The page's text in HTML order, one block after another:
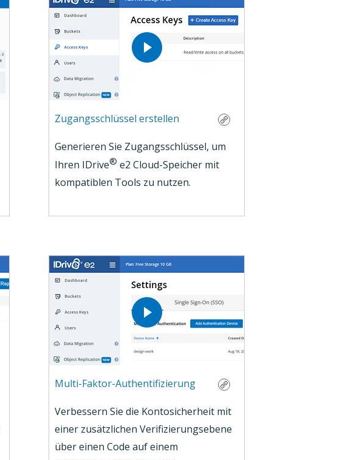
Zugangsschlüssel erstellen
Generieren Sie Zugangsschlüssel, um
Ihren IDrive® e2 Cloud-Speicher mit
kompatiblen Tools zu nutzen.
Multi-Faktor-Authentifizierung
Verbessern Sie die Kontosicherheit mit
einer zusätzlichen Verifizierungsebene
über einen Code auf einem